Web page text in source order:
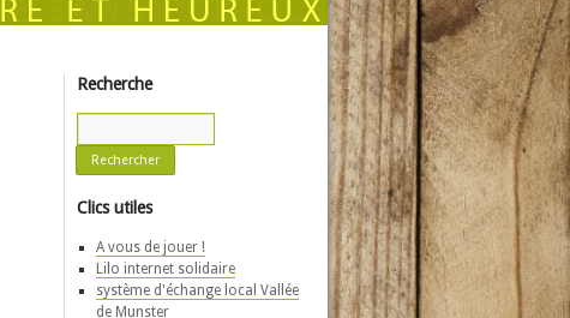
Recherche
Clics utiles
A vous de jouer !
Lilo internet solidaire
système d'échange local Vallée
de Munster